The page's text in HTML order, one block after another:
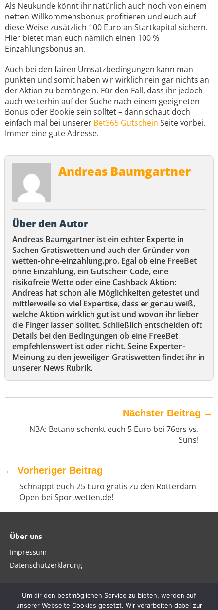
Als Neukunde könnt ihr natürlich auch noch von einem
netten Willkommensbonus profitieren und euch auf
diese Weise zusätzlich 100 Euro an Startkapital sichern.
Hier bietet man euch nämlich einen 100 %
Einzahlungsbonus an.
Auch bei den fairen Umsatzbedingungen kann man
punkten und somit haben wir wirklich rein gar nichts an
der Aktion zu bemängeln. Für den Fall, dass ihr jedoch
auch weiterhin auf der Suche nach einem geeigneten
Bonus oder Bookie sein solltet – dann schaut doch
einfach mal bei unserer Bet365 Gutschein Seite vorbei.
Immer eine gute Adresse.
Andreas Baumgartner
Über den Autor
Andreas Baumgartner ist ein echter Experte in
Sachen Gratiswetten und auch der Gründer von
wetten-ohne-einzahlung.pro. Egal ob eine FreeBet
ohne Einzahlung, ein Gutschein Code, eine
risikofreie Wette oder eine Cashback Aktion:
Andreas hat schon alle Möglichkeiten getestet und
mittlerweile so viel Expertise, dass er genau weiß,
welche Aktion wirklich gut ist und wovon ihr lieber
die Finger lassen solltet. Schließlich entscheiden oft
Details bei den Bedingungen ob eine FreeBet
empfehlenswert ist oder nicht. Seine Experten-
Meinung zu den jeweiligen Gratiswetten findet ihr in
unserer News Rubrik.
Nächster Beitrag →
NBA: Betano schenkt euch 5 Euro bei 76ers vs.
Suns!
← Vorheriger Beitrag
Schnappt euch 25 Euro gratis zu den Rotterdam
Open bei Sportwetten.de!
Über uns
Impressum
Datenschutzerklärung
Um dir den bestmöglichen Service zu bieten, werden auf
unserer Webseite Cookies gesetzt. Wir verarbeiten dabei zur